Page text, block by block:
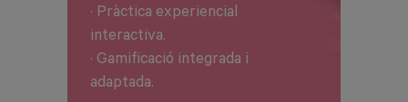
· Pràctica experiencial
interactiva.
· Gamificació integrada i
adaptada.